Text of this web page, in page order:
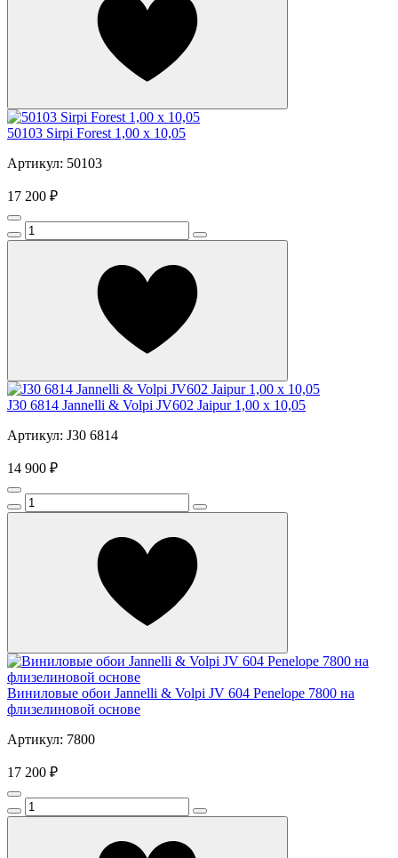
50103 Sirpi Forest 1,00 x 10,05
Артикул: 50103
17 200 ₽
J30 6814 Jannelli & Volpi JV602 Jaipur 1,00 x 10,05
Артикул: J30 6814
14 900 ₽
Виниловые обои Jannelli & Volpi JV 604 Penelope 7800 на
флизелиновой основе
Артикул: 7800
17 200 ₽